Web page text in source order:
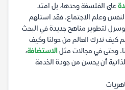
على الفلسفة وحدها، بل امتد
وعلم الاجتماع. فقد استلهم
لتطوير مناهج جديدة في البحث
كيف ندرك العالم من حولنا وكيف
وحتى في مجالات مثلالاستضافة،
أن يحسن من جودة الخدمة